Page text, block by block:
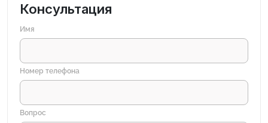
Консультация
Имя
Номер телефона
Вопрос